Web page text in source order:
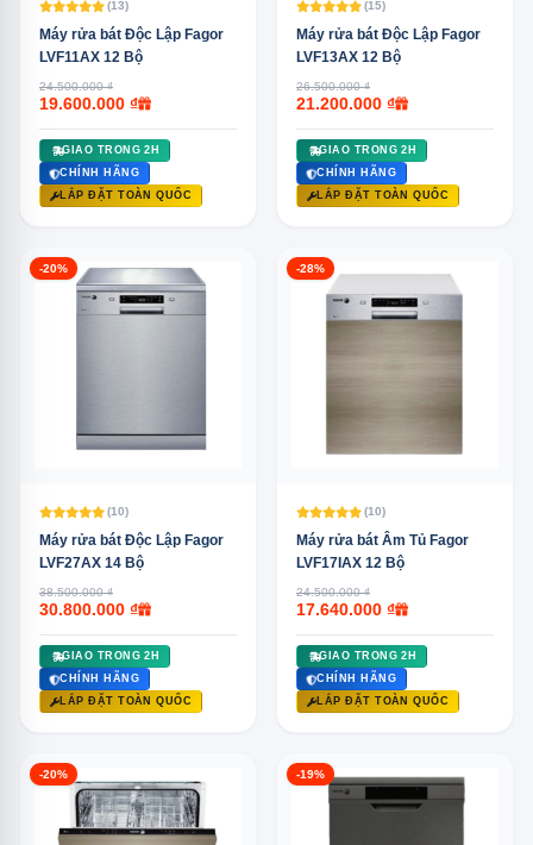
(13)
Máy rửa bát Độc Lập Fagor
LVF11AX 12 Bộ
24.500.000 ₫
19.600.000 ₫
GIAO TRONG 2H
CHÍNH HÃNG
LẮP ĐẶT TOÀN QUỐC
(15)
Máy rửa bát Độc Lập Fagor
LVF13AX 12 Bộ
26.500.000 ₫
21.200.000 ₫
GIAO TRONG 2H
CHÍNH HÃNG
LẮP ĐẶT TOÀN QUỐC
-20%
(10)
Máy rửa bát Độc Lập Fagor
LVF27AX 14 Bộ
38.500.000 ₫
30.800.000 ₫
GIAO TRONG 2H
CHÍNH HÃNG
LẮP ĐẶT TOÀN QUỐC
-28%
(10)
Máy rửa bát Âm Tủ Fagor
LVF17IAX 12 Bộ
24.500.000 ₫
17.640.000 ₫
GIAO TRONG 2H
CHÍNH HÃNG
LẮP ĐẶT TOÀN QUỐC
-20% -19%